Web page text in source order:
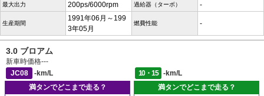
最大出力 200ps/6000rpm 過給器（ターボ） -
生産期間
1991年06月～199
3年05月
燃費性能 -
3.0 ブロアム
新車時価格---
JC08
-km/L 10・15
-km/L
満タンでどこまで走る？
満タンでどこまで走る？